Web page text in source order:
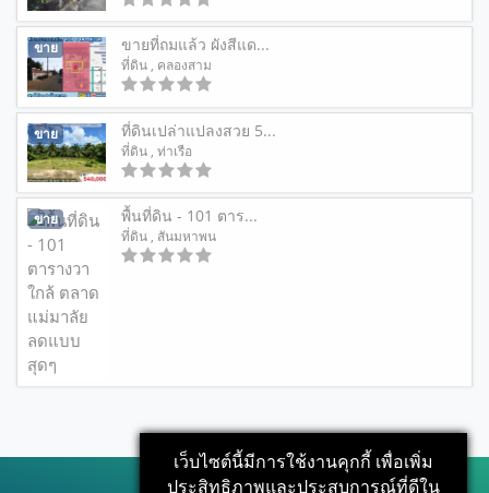
ขาย ขายที่ถมแล้ว ผังสีแด...
ที่ดิน, คลองสาม
ขาย ที่ดินเปล่าแปลงสวย 5...
ที่ดิน , ท่าเรือ
ขาย พื้นที่ดิน - 101 ตาร...
ที่ดิน , สันมหาพน
เว็บไซต์นี้มีการใช้งานคุกกี้ เพื่อเพิ่ม
ประสิทธิภาพและประสบการณ์ที่ดีใน